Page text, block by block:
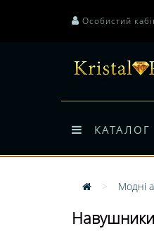
Особистий
КАТАЛОГ
Модні